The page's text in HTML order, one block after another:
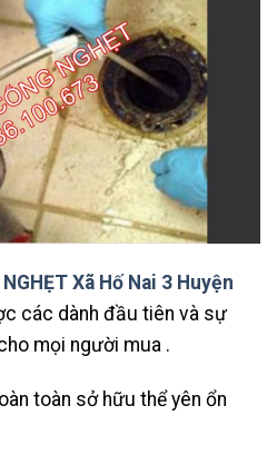
NGHẸT Xã Hố Nai 3 Huyện
các dành đầu tiên và sự
mọi người mua .
toàn sở hữu thể yên ổn